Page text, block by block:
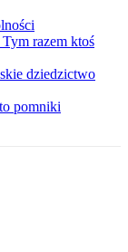
razem ktoś
dziedzictwo
pomniki